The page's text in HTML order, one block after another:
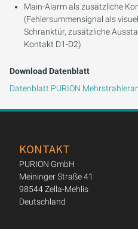
Main-Alarm als zusätzliche
(Fehlersummensignal als
Schranktür, zusätzliche
Kontakt D1-D2)
Download Datenblatt
Datenblatt PURION
KONTAKT
PURION GmbH
Meininger Straße 41
98544 Zella-Mehlis
Deutschland